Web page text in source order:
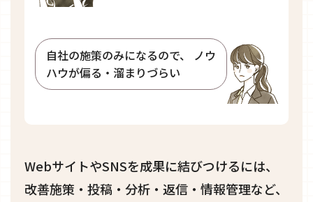
自社の施策のみになるので、
ノウ
ハウが偏る・溜まりづらい
WebサイトやSNSを成果に結びつけるには、
改善施策・投稿・分析・返信・情報管理など、